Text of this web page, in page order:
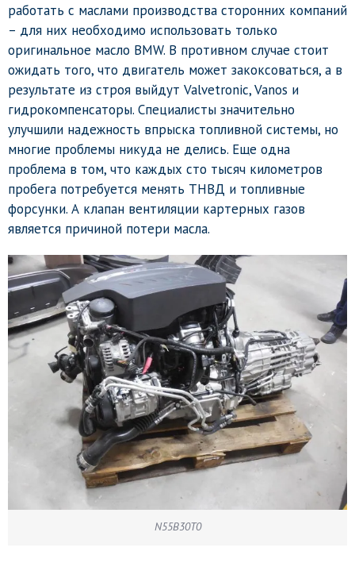
работать с маслами производства сторонних компаний
– для них необходимо использовать только
оригинальное масло BMW. В противном случае стоит
ожидать того, что двигатель может закоксоваться, а в
результате из строя выйдут Valvetronic, Vanos и
гидрокомпенсаторы. Специалисты значительно
улучшили надежность впрыска топливной системы, но
многие проблемы никуда не делись. Еще одна
проблема в том, что каждых сто тысяч километров
пробега потребуется менять ТНВД и топливные
форсунки. А клапан вентиляции картерных газов
является причиной потери масла.
N55B30T0